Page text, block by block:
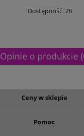
Dostępność:28
Opinie o produkcie
Ceny w sklepie
Pomoc